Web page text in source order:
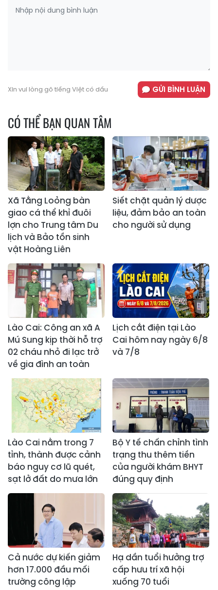
Xin vui lòng gõ tiếng Việt có dấu GỬI BÌNH LUẬN
CÓ THỂ BẠN QUAN TÂM
Xã Tằng Loỏng bàn
giao cá thể khỉ đuôi
lợn cho Trung tâm Du
lịch và Bảo tồn sinh
vật Hoàng Liên
Siết chặt quản lý dược
liệu, đảm bảo an toàn
cho người sử dụng
Lào Cai: Công an xã A
Mú Sung kịp thời hỗ trợ
02 cháu nhỏ đi lạc trở
về gia đình an toàn
Lịch cắt điện tại Lào
Cai hôm nay ngày 6/8
và 7/8
Lào Cai nằm trong 7
tỉnh, thành được cảnh
báo nguy cơ lũ quét,
sạt lở đất do mưa lớn
Bộ Y tế chấn chỉnh tình
trạng thu thêm tiền
của người khám BHYT
đúng quy định
Cả nước dự kiến giảm
hơn 17.000 đầu mối
trường công lập
Hạ dần tuổi hưởng trợ
cấp hưu trí xã hội
xuống 70 tuổi